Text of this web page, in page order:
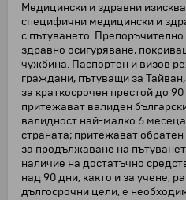
Медицински и здравни
специфични медицински и
с пътуването.
здравно осигуряване,
чужбина. Паспортен и визов
граждани, пътуващи за
за краткосрочен престой до
притежават валиден
валидност най-малко 6
страната; притежават
за продължаване на
наличие на достатъчно
над 90 дни, както и за учене,
дългосрочни цели, е